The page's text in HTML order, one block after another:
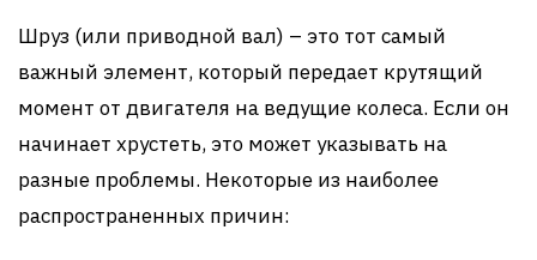
Шруз (или приводной вал) – это тот самый
важный элемент, который передает крутящий
момент от двигателя на ведущие колеса. Если он
начинает хрустеть, это может указывать на
разные проблемы. Некоторые из наиболее
распространенных причин: